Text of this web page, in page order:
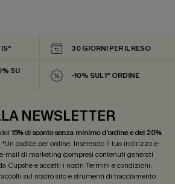
30 GIORNI PER IL RESO
SU
-10% SUL 1° ORDINE
NEWSLETTER
15% di sconto senza minimo d'ordine e del 20%
*Un codice per ordine. Inserendo il tuo indirizzo e-
mail di marketing (compresi contenuti generati
Cupshe e accetti i nostri Termini e condizioni.
sul nostro sito e strumenti di tracciamento